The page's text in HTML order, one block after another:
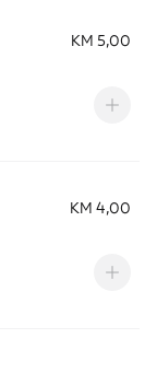
KM 5,00
KM 4,00